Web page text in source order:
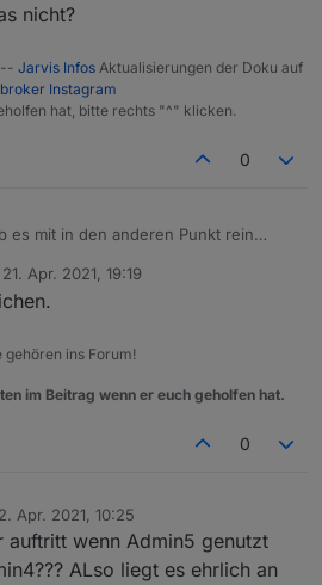
nicht?
Jarvis Infos Aktualisierungen der Doku auf
Instagram
hat, bitte rechts "^" klicken.
0
es mit in den anderen Punkt rein
21. Apr. 2021, 19:19
von
gehören ins Forum!
im Beitrag wenn er euch geholfen hat.
0
Apr. 2021, 10:25
von
auftritt wenn Admin5 genutzt
ALso liegt es ehrlich an